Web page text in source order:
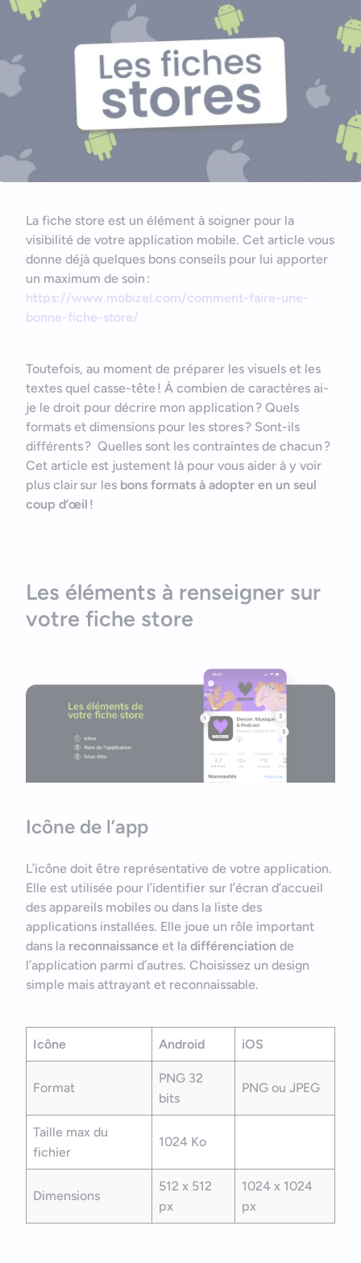
Application mobile e-commerce
Outils et ressources
Cahier des charges d’app mobile
Nous contacter
La fiche store est un élément à soigner pour la
visibilité de votre application mobile. Cet article vous
donne déjà quelques bons conseils pour lui apporter
un maximum de soin :
https://www.mobizel.com/comment-faire-une-
bonne-fiche-store/
Toutefois, au moment de préparer les visuels et les
textes quel casse-tête ! À combien de caractères ai-
je le droit pour décrire mon application ? Quels
formats et dimensions pour les stores ? Sont-ils
différents ? Quelles sont les contraintes de chacun ?
Cet article est justement là pour vous aider à y voir
plus clair sur les bons formats à adopter en un seul
coup d’œil !
Les éléments à renseigner sur
votre fiche store
Icône de l’app
L’icône doit être représentative de votre application.
Elle est utilisée pour l’identifier sur l’écran d’accueil
des appareils mobiles ou dans la liste des
applications installées. Elle joue un rôle important
dans la reconnaissance et la différenciation de
l’application parmi d’autres. Choisissez un design
simple mais attrayant et reconnaissable.
Icône Android iOS
Format
PNG 32
bits
PNG ou JPEG
Taille max du
fichier
1024 Ko
Dimensions
512 x 512
px
1024 x 1024
px
Bonjour Votre assistant IA